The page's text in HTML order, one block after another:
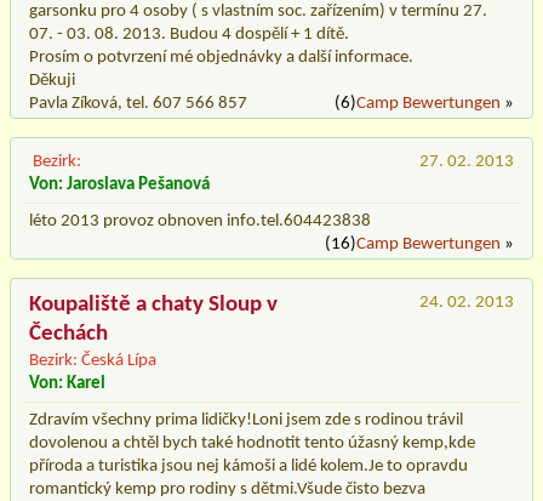
garsonku pro 4 osoby ( s vlastním soc. zařízením) v termínu 27.
07. - 03. 08. 2013. Budou 4 dospělí + 1 dítě.
Prosím o potvrzení mé objednávky a další informace.
Děkuji
Pavla Zíková, tel. 607 566 857
(6)Camp Bewertungen »
Bezirk:
27. 02. 2013
Von: Jaroslava Pešanová
léto 2013 provoz obnoven info.tel.604423838
(16)Camp Bewertungen »
Koupaliště a chaty Sloup v
Čechách
Bezirk: Česká Lípa
24. 02. 2013
Von: Karel
Zdravím všechny prima lidičky!Loni jsem zde s rodinou trávil
dovolenou a chtěl bych také hodnotit tento úžasný kemp,kde
příroda a turistika jsou nej kámoši a lidé kolem.Je to opravdu
romantický kemp pro rodiny s dětmi.Všude čisto bezva